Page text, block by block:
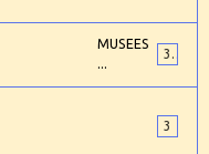
MUSEES
...
3
3